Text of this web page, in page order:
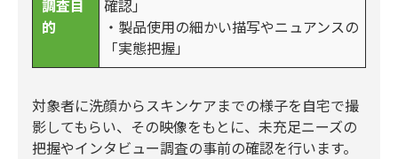
調査目
的
確認」
・製品使用の細かい描写やニュアンスの
「実態把握」
対象者に洗顔からスキンケアまでの様子を自宅で撮
影してもらい、その映像をもとに、未充足ニーズの
把握やインタビュー調査の事前の確認を行います。